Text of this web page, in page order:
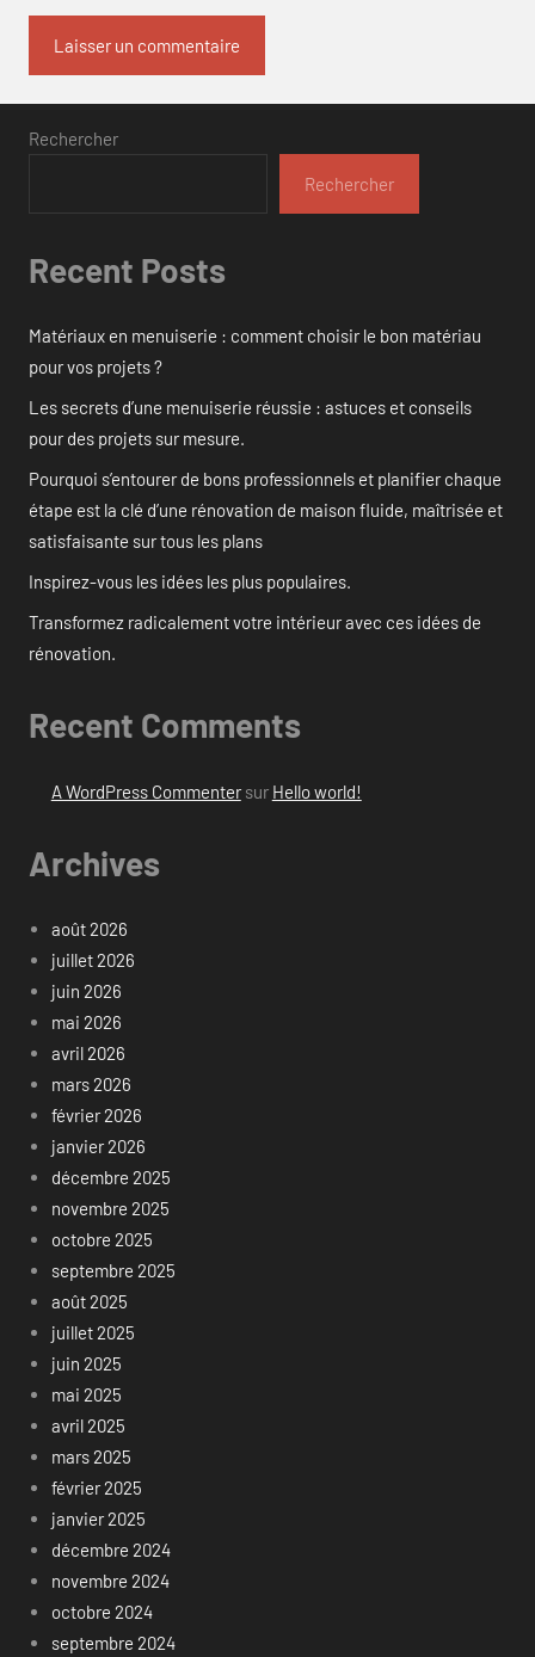
Rechercher
Rechercher
Recent Posts
Matériaux en menuiserie : comment choisir le bon matériau
pour vos projets ?
Les secrets d’une menuiserie réussie : astuces et conseils
pour des projets sur mesure.
Pourquoi s’entourer de bons professionnels et planifier chaque
étape est la clé d’une rénovation de maison fluide, maîtrisée et
satisfaisante sur tous les plans
Inspirez-vous les idées les plus populaires.
Transformez radicalement votre intérieur avec ces idées de
rénovation.
Recent Comments
A WordPress Commentersur Hello world!
Archives
août 2026
juillet 2026
juin 2026
mai 2026
avril 2026
mars 2026
février 2026
janvier 2026
décembre 2025
novembre 2025
octobre 2025
septembre 2025
août 2025
juillet 2025
juin 2025
mai 2025
avril 2025
mars 2025
février 2025
janvier 2025
décembre 2024
novembre 2024
octobre 2024
septembre 2024